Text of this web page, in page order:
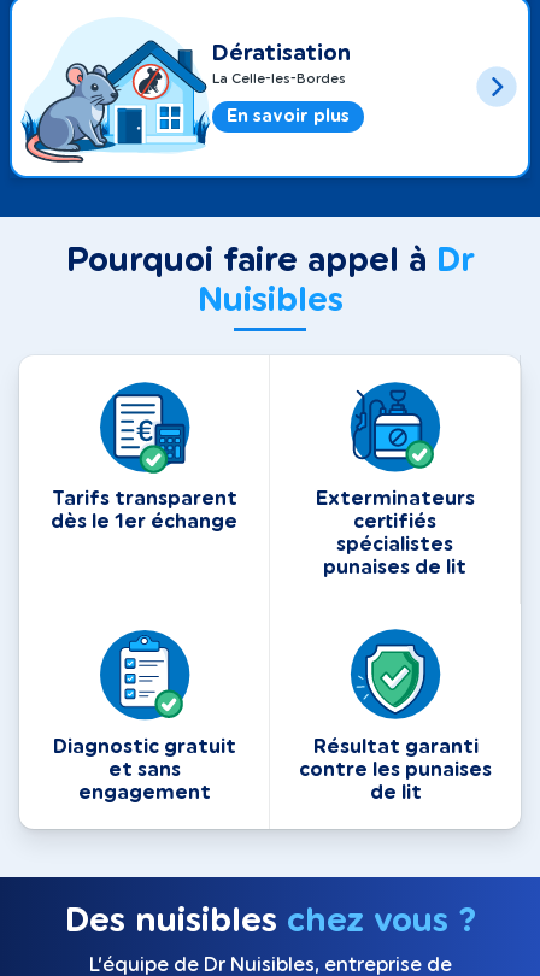
Dératisation
La Celle-les-Bordes
En savoir plus
Pourquoi faire appel à Dr
Nuisibles
Tarifs transparent
dès le 1er échange
Exterminateurs
certifiés
spécialistes
punaises de lit
Diagnostic gratuit
et sans
engagement
Résultat garanti
contre les punaises
de lit
Des nuisibles chez vous ?
L’équipe de Dr Nuisibles, entreprise de